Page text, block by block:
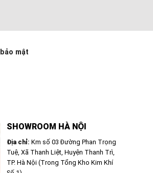
mật
SHOWROOM HÀ NỘI
Địa chỉ: Km số 03 Đường Phan Trọng
Tuệ, Xã Thanh Liệt, Huyện Thanh Trì,
TP. Hà Nội (Trong Tổng Kho Kim Khí